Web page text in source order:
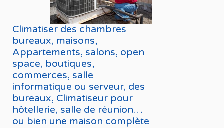
Climatiser des chambres
bureaux, maisons,
Appartements, salons, open
space, boutiques,
commerces, salle
informatique ou serveur, des
bureaux, Climatiseur pour
hôtellerie, salle de réunion…
ou bien une maison complète